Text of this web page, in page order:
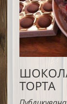
ТОРТА